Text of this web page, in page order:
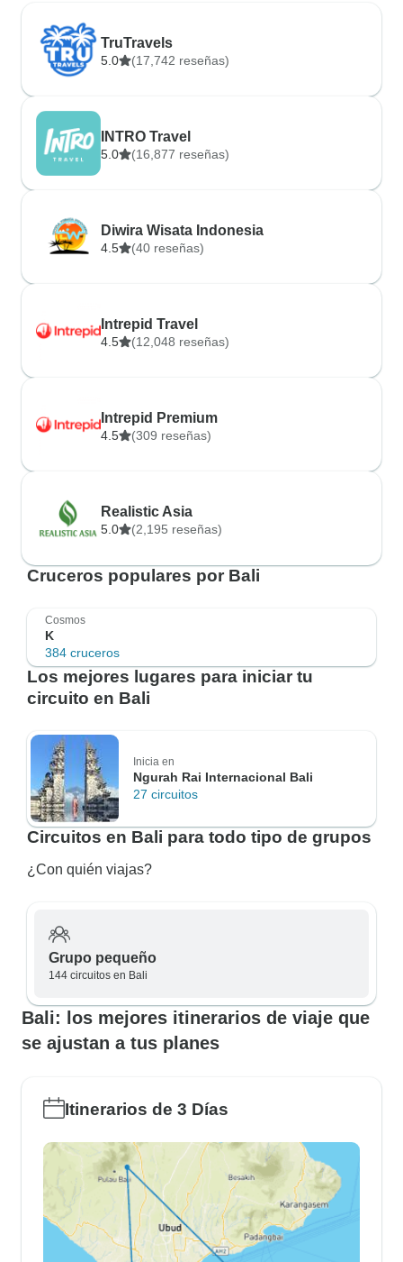
TruTravels
5.0 (17,742 reseñas)
INTRO Travel
5.0 (16,877 reseñas)
Diwira Wisata Indonesia
4.5 (40 reseñas)
Intrepid Travel
4.5 (12,048 reseñas)
Intrepid Premium
4.5 (309 reseñas)
Realistic Asia
5.0 (2,195 reseñas)
Cruceros populares por Bali
Cosmos
K
384 cruceros
Los mejores lugares para iniciar tu
circuito en Bali
Inicia en
Ngurah Rai Internacional Bali
27 circuitos
Circuitos en Bali para todo tipo de grupos
¿Con quién viajas?
Grupo pequeño
144 circuitos en Bali
Bali: los mejores itinerarios de viaje que
se ajustan a tus planes
Itinerarios de 3 Días